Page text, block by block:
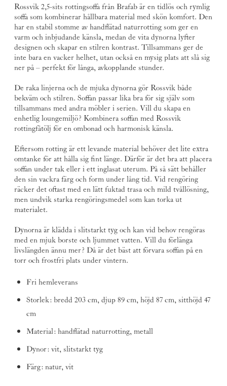
Rossvik 2,5-sits rottingsoffa frånBrafabär en tidlös och rymlig
soffa som kombinerar hållbara material med skön komfort. Den
har en stabil stomme av handflätad naturrotting som ger en
varm och inbjudande känsla, medan de vita dynorna lyfter
designen och skapar en stilren kontrast. Tillsammans ger de
inte bara en vacker helhet, utan också en mysig plats att slå sig
ner på – perfekt för långa, avkopplande stunder.
De raka linjerna och de mjuka dynorna gör Rossvik både
bekväm och stilren. Soffan passar lika bra för sig själv som
tillsammans med andra möbler i serien. Vill du skapa en
enhetlig loungemiljö? Kombinera soffan med Rossvik
rottingfåtölj för en ombonad och harmonisk känsla.
Eftersom rotting är ett levande material behöver det lite extra
omtanke för att hålla sig fint länge. Därför är det bra att placera
soffan under tak eller i ett inglasat uterum. På så sätt behåller
den sin vackra färg och form under lång tid. Vid rengöring
räcker det oftast med en lätt fuktad trasa och mild tvållösning,
men undvik starka rengöringsmedel som kan torka ut
materialet.
Dynorna är klädda i slitstarkt tyg och kan vid behov rengöras
med en mjuk borste och ljummet vatten. Vill du förlänga
livslängden ännu mer? Då är det bäst att förvara soffan på en
torr och frostfri plats under vintern.
Fri hemleverans
Storlek: bredd 203 cm, djup 89 cm, höjd 87 cm, sitthöjd 47
cm
Material: handflätad naturrotting, metall
Dynor: vit, slitstarkt tyg
Färg: natur, vit